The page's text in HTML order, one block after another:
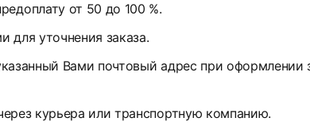
от 50 до 100 %.
для уточнения заказа.
Вами почтовый адрес при оформлении
курьера или транспортную компанию.